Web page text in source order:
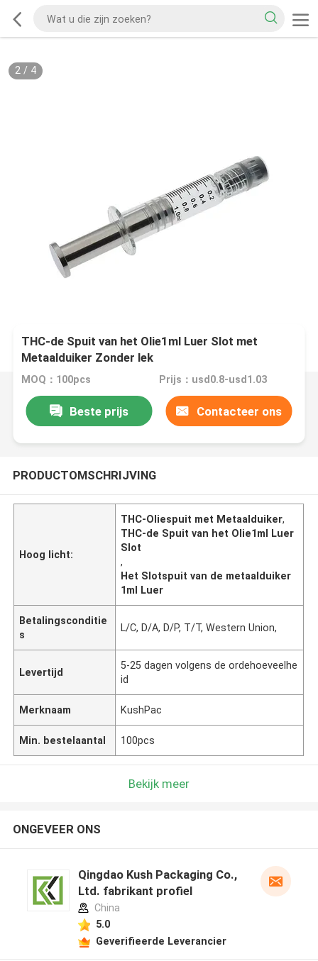
2/ 4
THC-de Spuit van het Olie1ml Luer Slot met
Metaalduiker Zonder lek
MOQ：100pcs Prijs：usd0.8-usd1.03
Beste prijs Contacteer ons
PRODUCTOMSCHRIJVING
Hoog licht:
THC-Oliespuit met Metaalduiker,
THC-de Spuit van het Olie1ml Luer
Slot
,
Het Slotspuit van de metaalduiker
1ml Luer
Betalingsconditie
s
L/C, D/A, D/P, T/T, Western Union,
Levertijd
5-25 dagen volgens de ordehoeveelhe
id
Merknaam KushPac
Min. bestelaantal 100pcs
Bekijk meer
ONGEVEER ONS
Qingdao Kush Packaging Co.,
Ltd. fabrikant profiel
China
5.0
Geverifieerde Leverancier